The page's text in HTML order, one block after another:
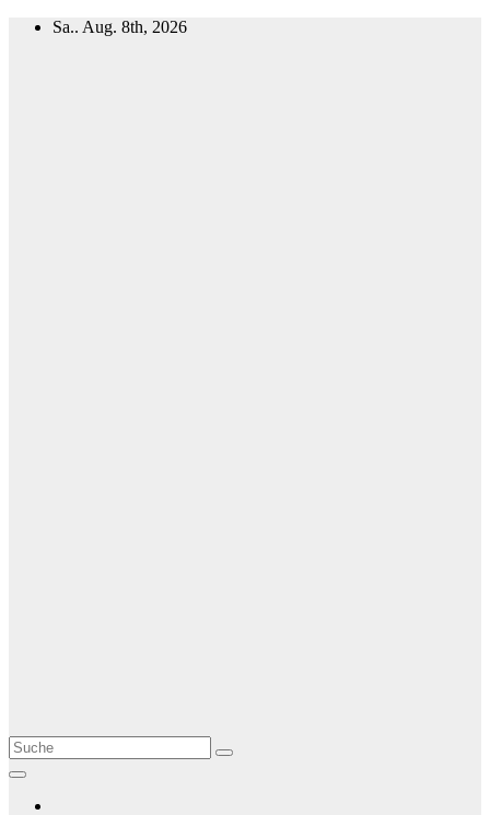
Zum
Sa.. Aug. 8th, 2026
Le Matin
AGENCE DE PRESSE